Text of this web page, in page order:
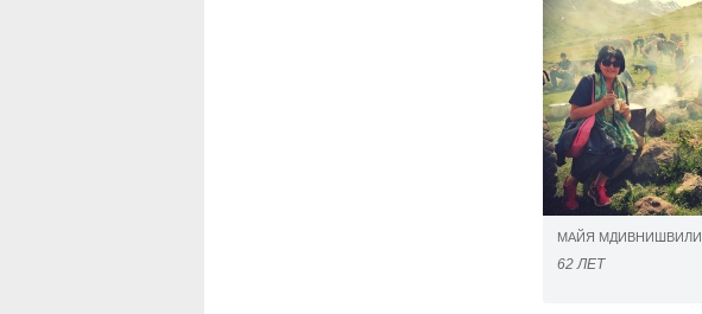
МАЙЯ МДИВНИШВИЛИ
62 ЛЕТ